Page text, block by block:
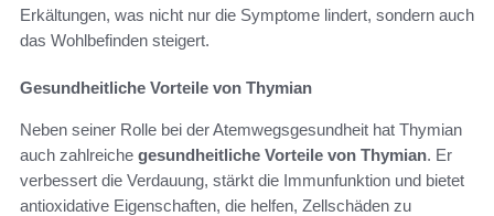
Erkältungen, was nicht nur die Symptome lindert, sondern auch
das Wohlbefinden steigert.
Gesundheitliche Vorteile von Thymian
Neben seiner Rolle bei der Atemwegsgesundheit hat Thymian
auch zahlreiche gesundheitliche Vorteile von Thymian. Er
verbessert die Verdauung, stärkt die Immunfunktion und bietet
antioxidative Eigenschaften, die helfen, Zellschäden zu